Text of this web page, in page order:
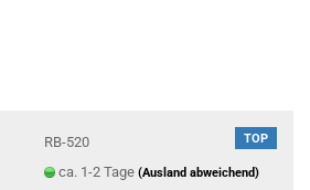
TOP
RB-520
ca. 1-2 Tage (Ausland abweichend)